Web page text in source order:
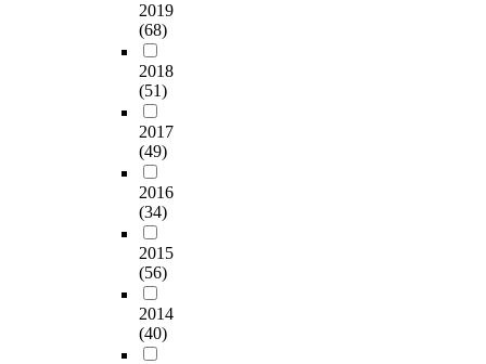
2019
(68)
2018
(51)
2017
(49)
2016
(34)
2015
(56)
2014
(40)